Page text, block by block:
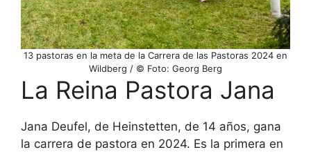
13 pastoras en la meta de la Carrera de las Pastoras 2024 en
Wildberg / © Foto: Georg Berg
La Reina Pastora Jana
Jana Deufel, de Heinstetten, de 14 años, gana
la carrera de pastora en 2024. Es la primera en